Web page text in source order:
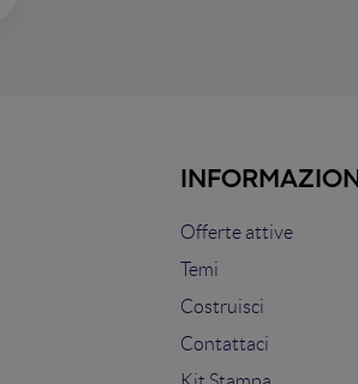
INFORMAZIONI
Offerte attive
Temi
Costruisci
Contattaci